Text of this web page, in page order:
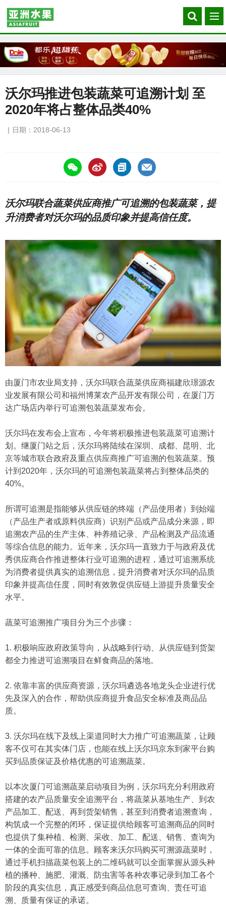
Search
our
菜
单
沃尔玛推进包装蔬菜可追溯计划 至
2020年将占整体品类40%
日期：2018-06-13
https://asiafruitchina.net/17019.html
沃尔玛联合蔬菜供应商推广可追溯的包装蔬菜，提
升消费者对沃尔玛的品质印象并提高信任度。
由厦门市农业局支持，沃尔玛联合蔬菜供应商福建欣璟源农
业发展有限公司和福州博莱农产品开发有限公司，在厦门万
达广场店内举行可追溯包装蔬菜发布会。
沃尔玛在发布会上宣布，今年将积极推进包装蔬菜可追溯计
划。继厦门站之后，沃尔玛将陆续在深圳、成都、昆明、北
京等城市联合政府及重点供应商推广可追溯的包装蔬菜。预
计到2020年，沃尔玛的可追溯包装蔬菜将占到整体品类的
40%。
所谓可追溯是指能够从供应链的终端（产品使用者）到始端
（产品生产者或原料供应商）识别产品或产品成分来源，即
追溯农产品的生产主体、种养殖记录、产品检测及产品流通
等综合信息的能力。近年来，沃尔玛一直致力于与政府及优
秀供应商合作推进整体行业可追溯的进程，通过可追溯系统
为消费者提供真实的追溯信息，提升消费者对沃尔玛的品质
印象并提高信任度，同时有效敦促供应链上游提升质量安全
水平。
蔬菜可追溯推广项目分为三个步骤：
1. 积极响应政府政策导向，从战略到行动、从供应链到货架
都全力推进可追溯项目在鲜食商品的落地。
2. 依靠丰富的供应商资源，沃尔玛遴选各地龙头企业进行优
先及深入的合作，帮助供应商提升食品安全标准及商品品
质。
3. 沃尔玛在线下及线上渠道同时大力推广可追溯蔬菜，让顾
客不仅可在其实体门店，也能在线上沃尔玛京东到家平台购
买到品质保证及价格优惠的可追溯蔬菜。
以本次厦门可追溯蔬菜启动项目为例，沃尔玛充分利用政府
搭建的农产品质量安全追溯平台，将蔬菜从基地生产、到农
产品加工、配送、再到货架销售，甚至到消费者追溯查询，
构筑成一个完整的闭环，保证提供给顾客可追溯商品的同时
也提供了集种植、检测、采收、加工、配送、销售、查询为
一体的全面可靠的信息。顾客来沃尔玛购买可溯源蔬菜时，
通过手机扫描蔬菜包装上的二维码就可以全面掌握从源头种
植的播种、施肥、灌溉、防虫害等各种农事记录到加工各个
阶段的真实信息，真正感受到商品信息可查询、责任可追
溯、质量有保证的承诺。